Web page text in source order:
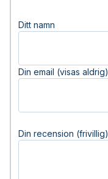
Ditt namn
Din email (visas aldrig)
Din recension (frivillig)